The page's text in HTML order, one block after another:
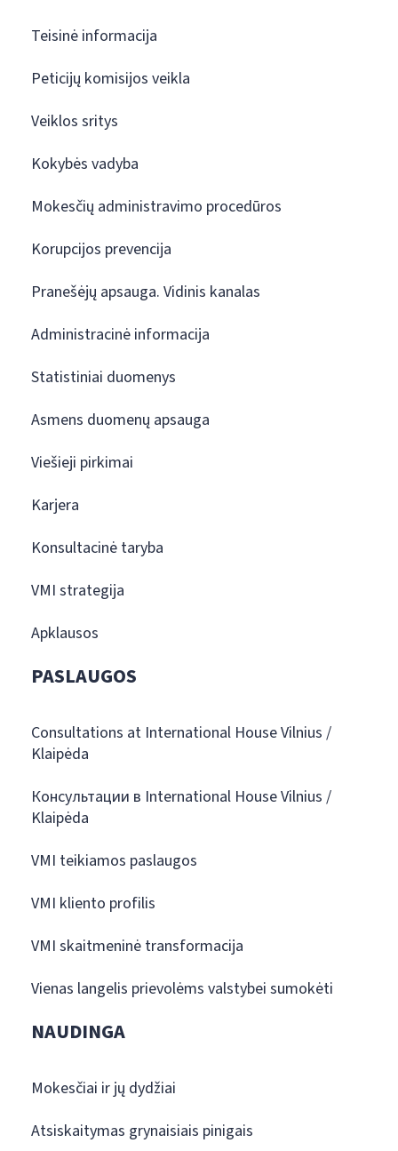
Teisinė informacija
Peticijų komisijos veikla
Veiklos sritys
Kokybės vadyba
Mokesčių administravimo procedūros
Korupcijos prevencija
Pranešėjų apsauga. Vidinis kanalas
Administracinė informacija
Statistiniai duomenys
Asmens duomenų apsauga
Viešieji pirkimai
Karjera
Konsultacinė taryba
VMI strategija
Apklausos
PASLAUGOS
Consultations at International House Vilnius /
Klaipėda
Консультации в International House Vilnius /
Klaipėda
VMI teikiamos paslaugos
VMI kliento profilis
VMI skaitmeninė transformacija
Vienas langelis prievolėms valstybei sumokėti
NAUDINGA
Mokesčiai ir jų dydžiai
Atsiskaitymas grynaisiais pinigais